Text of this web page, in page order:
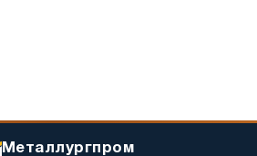
Металлургпром